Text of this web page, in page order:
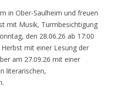
in Ober-Saulheim und freuen
mit Musik, Turmbesichtigung
den 28.06.26 ab 17:00
mit einer Lesung der
am 27.09.26 mit einer
literarischen,